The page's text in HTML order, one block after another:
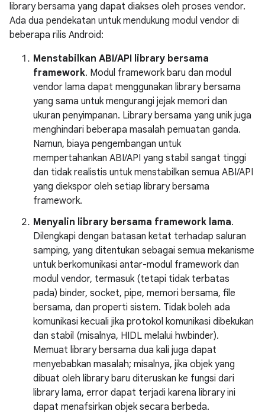
library bersama yang dapat diakses oleh proses vendor.
Ada dua pendekatan untuk mendukung modul vendor di
beberapa rilis Android:
Menstabilkan ABI/API library bersama
framework. Modul framework baru dan modul
vendor lama dapat menggunakan library bersama
yang sama untuk mengurangi jejak memori dan
ukuran penyimpanan. Library bersama yang unik juga
menghindari beberapa masalah pemuatan ganda.
Namun, biaya pengembangan untuk
mempertahankan ABI/API yang stabil sangat tinggi
dan tidak realistis untuk menstabilkan semua ABI/API
yang diekspor oleh setiap library bersama
framework.
Menyalin library bersama framework lama.
Dilengkapi dengan batasan ketat terhadap saluran
samping, yang ditentukan sebagai semua mekanisme
untuk berkomunikasi antar-modul framework dan
modul vendor, termasuk (tetapi tidak terbatas
pada) binder, socket, pipe, memori bersama, file
bersama, dan properti sistem. Tidak boleh ada
komunikasi kecuali jika protokol komunikasi dibekukan
dan stabil (misalnya, HIDL melalui hwbinder).
Memuat library bersama dua kali juga dapat
menyebabkan masalah; misalnya, jika objek yang
dibuat oleh library baru diteruskan ke fungsi dari
library lama, error dapat terjadi karena library ini
dapat menafsirkan objek secara berbeda.